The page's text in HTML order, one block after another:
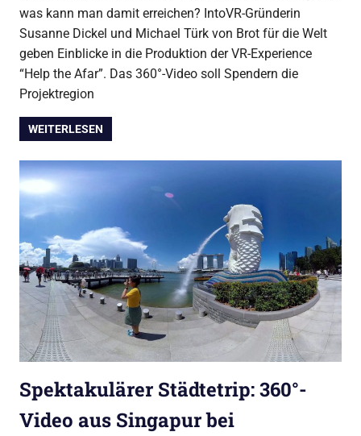
was kann man damit erreichen? IntoVR-Gründerin
Susanne Dickel und Michael Türk von Brot für die Welt
geben Einblicke in die Produktion der VR-Experience
“Help the Afar”. Das 360°-Video soll Spendern die
Projektregion
WEITERLESEN
Spektakulärer Städtetrip: 360°-
Video aus Singapur bei